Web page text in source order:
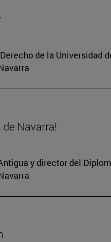
de la Universidad
de Navarra!
y director del